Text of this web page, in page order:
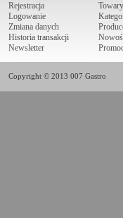
Rejestracja
Logowanie
Zmiana danych
Historia transakcji
Newsletter
Towary
Copyright © 2013 007 Gastro